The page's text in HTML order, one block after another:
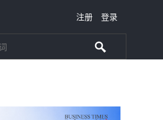
注册 登录